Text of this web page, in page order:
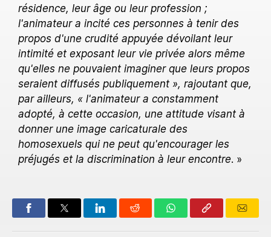
résidence, leur âge ou leur profession ;
l'animateur a incité ces personnes à tenir des
propos d'une crudité appuyée dévoilant leur
intimité et exposant leur vie privée alors même
qu'elles ne pouvaient imaginer que leurs propos
seraient diffusés publiquement », rajoutant que,
par ailleurs, « l'animateur a constamment
adopté, à cette occasion, une attitude visant à
donner une image caricaturale des
homosexuels qui ne peut qu'encourager les
préjugés et la discrimination à leur encontre. »